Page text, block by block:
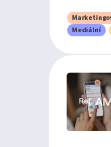
Mediální